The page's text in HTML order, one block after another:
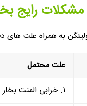
رایج
به همراه علت های
علت محتمل
۱. خرابی المنت بخار